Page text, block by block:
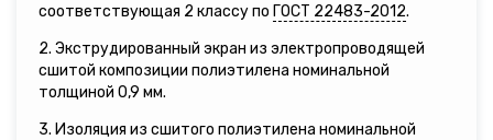
соответствующая 2 классу по ГОСТ 22483-2012.
2. Экструдированный экран из электропроводящей
сшитой композиции полиэтилена номинальной
толщиной 0,9 мм.
3. Изоляция из сшитого полиэтилена номинальной